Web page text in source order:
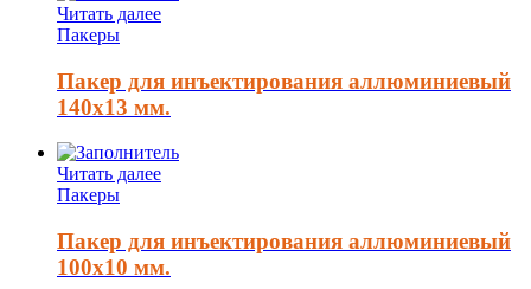
Читать далее
Пакеры
Пакер для инъектирования аллюминиевый
140х13 мм.
Читать далее
Пакеры
Пакер для инъектирования аллюминиевый
100х10 мм.